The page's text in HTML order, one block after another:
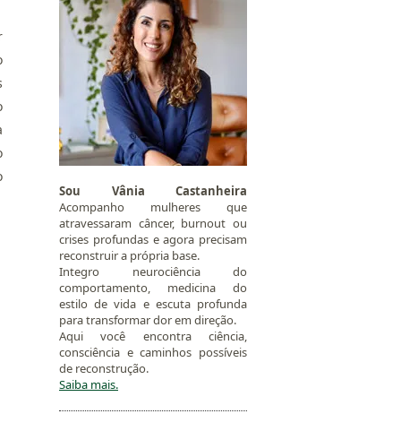
Sou Vânia Castanheira
Acompanho mulheres que
atravessaram câncer, burnout ou
crises profundas e agora precisam
reconstruir a própria base.
Integro neurociência do
comportamento, medicina do
estilo de vida e escuta profunda
para transformar dor em direção.
Aqui você encontra ciência,
consciência e caminhos possíveis
de reconstrução.
Saiba mais.